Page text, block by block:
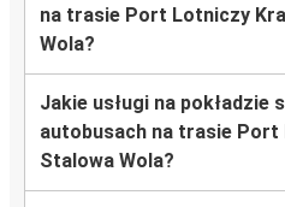
na trasie Port Lotniczy
Wola?
Jakie usługi na pokładzie
autobusach na trasie Port
Stalowa Wola?